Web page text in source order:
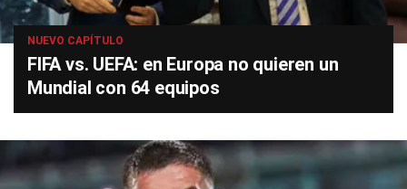
NUEVO CAPÍTULO
FIFA vs. UEFA: en Europa no quieren un
Mundial con 64 equipos